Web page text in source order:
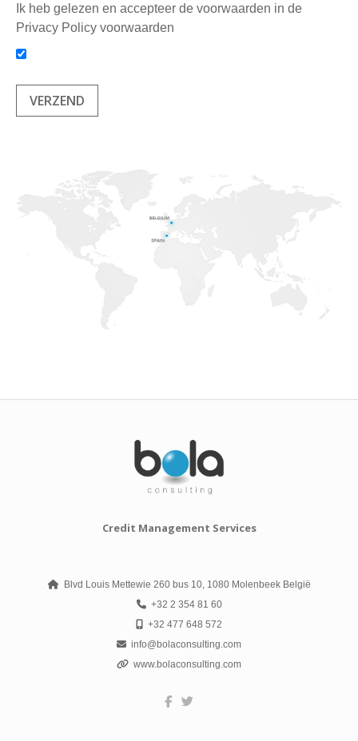
Ik heb gelezen en accepteer de voorwaarden in de
Privacy Policy voorwaarden
VERZEND
Credit Management Services
Blvd Louis Mettewie 260 bus 10, 1080 Molenbeek België
+32 2 354 81 60
+32 477 648 572
info@bolaconsulting.com
www.bolaconsulting.com